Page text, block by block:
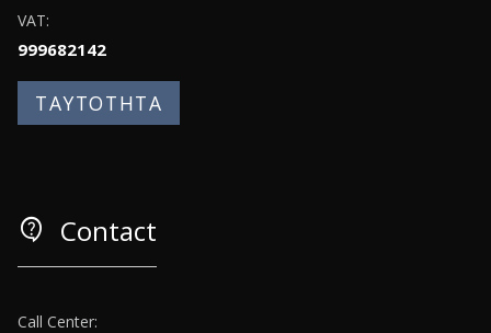
VAT:
999682142
ΤΑΥΤΟΤΗΤΑ
contact_support Contact
Call Center: